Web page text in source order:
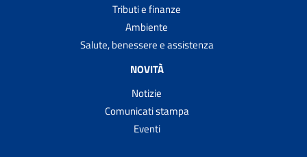
Tributi e finanze
Ambiente
Salute, benessere e assistenza
NOVITÀ
Notizie
Comunicati stampa
Eventi